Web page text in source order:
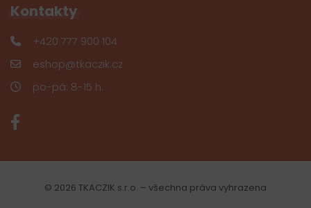
Kontakty
+420 777 900 104
eshop@tkaczik.cz
po-pá: 8-15 h.
© 2026 TKACZIK s.r.o. – všechna práva vyhrazena